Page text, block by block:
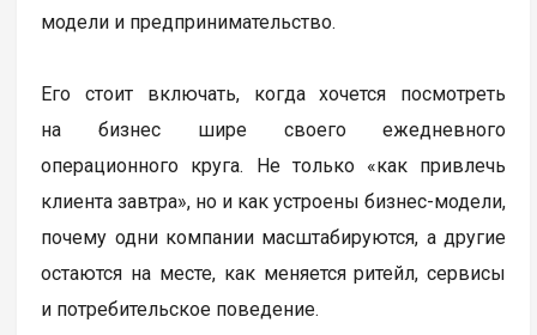
модели и предпринимательство.
Его стоит включать, когда хочется посмотреть
на бизнес шире своего ежедневного
операционного круга. Не только «как привлечь
клиента завтра», но и как устроены бизнес-модели,
почему одни компании масштабируются, а другие
остаются на месте, как меняется ритейл, сервисы
и потребительское поведение.